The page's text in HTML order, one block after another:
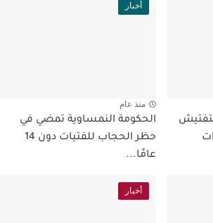
أخبار
منذ عام
الحكومة النمساوية تمضي في
حظر الحجاب للفتيات دون 14
عامًا...
أخبار